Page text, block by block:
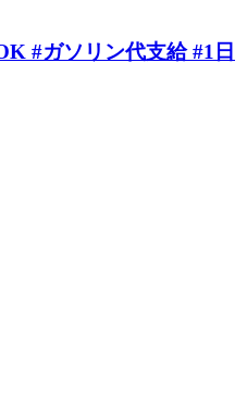
#ガソリン代支給 #1日